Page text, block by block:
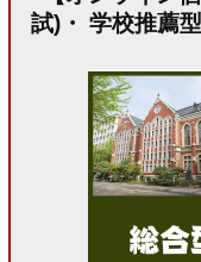
試)・ 学校推薦